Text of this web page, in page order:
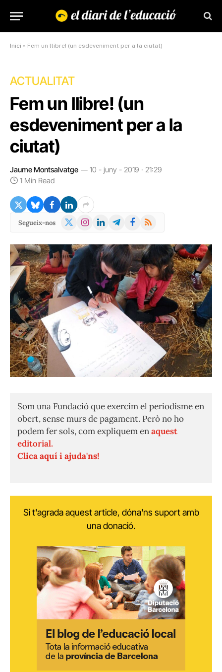
Inici » Fem un llibre! (un esdeveniment per a la ciutat)
ACTUALITAT
Fem un llibre! (un
esdeveniment per a la
ciutat)
Jaume Montsalvatge
10 - juny - 2019 · 21:29
1 Min Read
Segueix-nos
X
Instagram
LinkedInTelegramFacebook
RSS
Som una Fundació que exercim el periodisme en
obert, sense murs de pagament. Però no ho
podem fer sols, com expliquem enaquest
editorial.
Clica aquí i ajuda'ns!
Si t'agrada aquest article, dóna'ns suport amb
una donació.